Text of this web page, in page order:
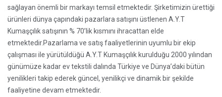
sağlayan önemli bir markayı temsil etmektedir. Şirketimizin ürettiği
ürünleri dünya çapındaki pazarlara satışını üstlenen A.Y.T
Kumaşçılık satışının % 70’lik kısmını ihracattan elde
etmektedir.Pazarlama ve satış faaliyetlerinin uyumlu bir ekip
çalışması ile yürütüldüğü A.Y.T Kumaşçılık kurulduğu 2000 yılından
günümüze kadar ev tekstili dalında Türkiye ve Dünya’daki bütün
yenilikleri takip ederek güncel, yenilikçi ve dinamik bir şekilde
faaliyetine devam etmektedir.